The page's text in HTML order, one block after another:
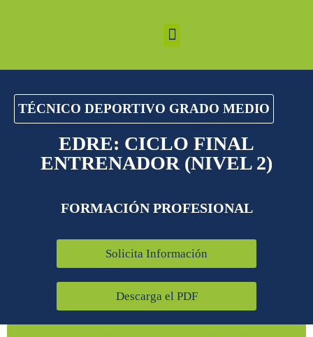
TÉCNICO DEPORTIVO GRADO MEDIO
EDRE: CICLO FINAL
ENTRENADOR (NIVEL 2)
FORMACIÓN PROFESIONAL
Solicita Información
Descarga el PDF